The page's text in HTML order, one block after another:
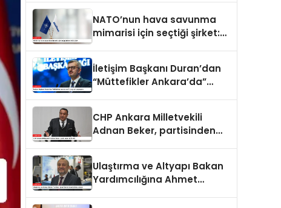
NATO’nun hava savunma
mimarisi için seçtiği şirket:
İletişim Başkanı Duran’dan
“Müttefikler Ankara’da”
CHP Ankara Milletvekili
Adnan Beker, partisinden
Ulaştırma ve Altyapı Bakan
Yardımcılığına Ahmet